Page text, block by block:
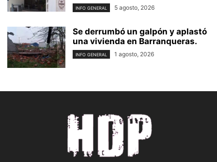
INFO GENERAL 5 agosto, 2026
Se derrumbó un galpón y aplastó
una vivienda en Barranqueras.
INFO GENERAL 1 agosto, 2026